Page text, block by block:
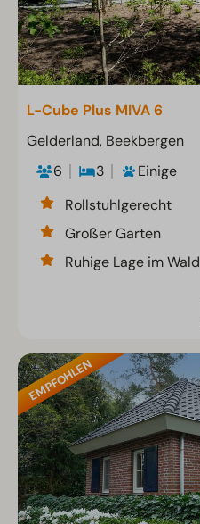
L-Cube Plus MIVA 6
Gelderland, Beekbergen
6
3
Einige
Rollstuhlgerecht
Großer Garten
Ruhige Lage im Wald
EMPFOHLEN